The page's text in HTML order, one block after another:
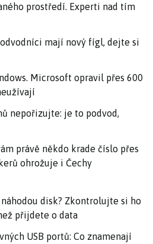
prostředí. Experti nad tím
mají nový fígl, dejte si
Microsoft opravil přes 600
nepořizujte: je to podvod,
právě někdo krade číslo přes
ohrožuje i Čechy
disk? Zkontrolujte si ho
přijdete o data
USB portů: Co znamenají